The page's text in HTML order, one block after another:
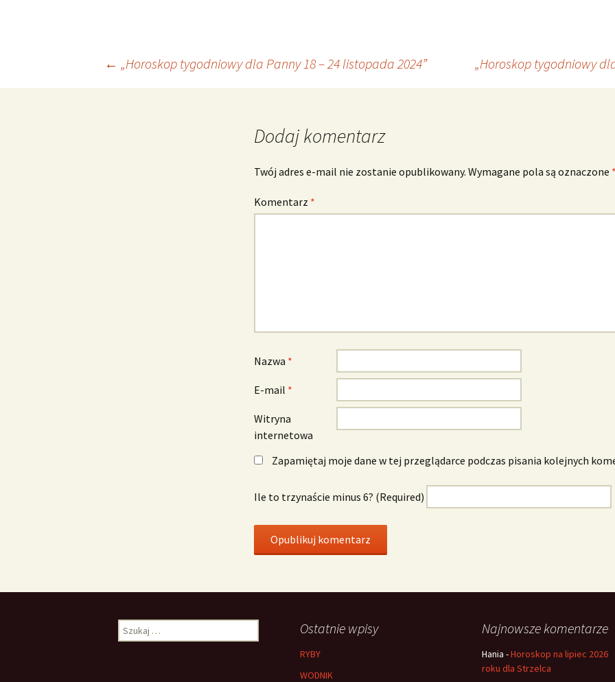
Nawigacja
← „Horoskop tygodniowy dla Panny 18 – 24 listopada 2024” „Horoskop tygodniowy
Dodaj komentarz
Twój adres e-mail nie zostanie opublikowany. Wymagane pola są oznaczone *
Komentarz *
Nazwa *
E-mail *
Witryna
internetowa
Zapamiętaj moje dane w tej przeglądarce podczas pisania kolejnych
Ile to trzynaście minus 6? (Required)
Szukaj: Ostatnie wpisy
RYBY
WODNIK
Najnowsze komentarze
Hania -Horoskop na lipiec 2026
roku dla Strzelca